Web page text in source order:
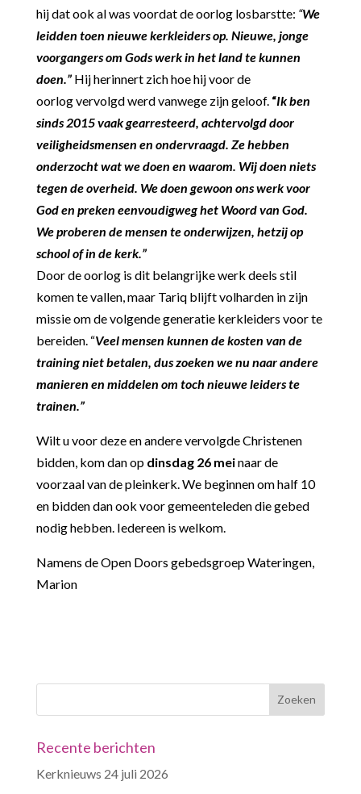
hij dat ook al was voordat de oorlog losbarstte: “We
leidden toen nieuwe kerkleiders op. Nieuwe, jonge
voorgangers om Gods werk in het land te kunnen
doen.” Hij herinnert zich hoe hij voor de
oorlogvervolgd werd vanwege zijn geloof.“Ik ben
sinds 2015 vaak gearresteerd, achtervolgd door
veiligheidsmensen en ondervraagd. Ze hebben
onderzocht wat we doen en waarom. Wij doen niets
tegen de overheid. We doen gewoon ons werk voor
God en preken eenvoudigweg het Woord van God.
We proberen de mensen te onderwijzen, hetzij op
school of in de kerk.”
Door de oorlog is dit belangrijke werk deels stil
komen te vallen, maar Tariq blijft volharden in zijn
missie om de volgende generatie kerkleiders voor te
bereiden. “Veel mensen kunnen de kosten van de
training niet betalen, dus zoeken we nu naar andere
manieren en middelen om toch nieuwe leiders te
trainen.”
Wilt u voor deze en andere vervolgde Christenen
bidden, kom dan op dinsdag 26 meinaar de
voorzaal van de pleinkerk. We beginnen om half 10
en bidden dan ook voor gemeenteleden die gebed
nodig hebben. Iedereen is welkom.
Namens de Open Doors gebedsgroep Wateringen,
Marion
Recente berichten
Kerknieuws 24 juli 2026